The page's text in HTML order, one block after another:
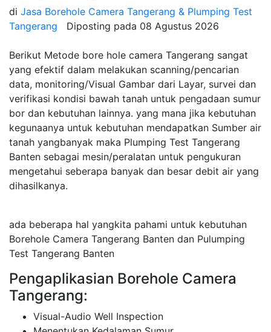
di Jasa Borehole Camera Tangerang & Plumping Test
Tangerang
Diposting pada 08 Agustus 2026
Berikut Metode bore hole camera Tangerang sangat
yang efektif dalam melakukan scanning/pencarian
data, monitoring/Visual Gambar dari Layar, survei dan
verifikasi kondisi bawah tanah untuk pengadaan sumur
bor dan kebutuhan lainnya. yang mana jika kebutuhan
kegunaanya untuk kebutuhan mendapatkan Sumber air
tanah yangbanyak maka Plumping Test Tangerang
Banten sebagai mesin/peralatan untuk pengukuran
mengetahui seberapa banyak dan besar debit air yang
dihasilkanya.
ada beberapa hal yangkita pahami untuk kebutuhan
Borehole Camera Tangerang Banten dan Pulumping
Test Tangerang Banten
Pengaplikasian Borehole Camera
Tangerang:
Visual-Audio Well Inspection